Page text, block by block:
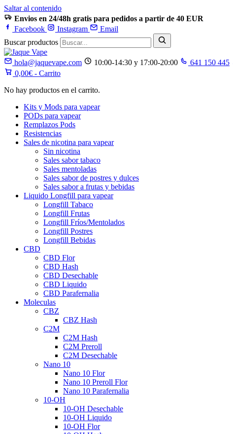
Saltar al contenido
Envios en 24/48h gratis para pedidos a partir de 40 EUR
Facebook
Instagram
Email
Buscar productos
hola@jaquevape.com 10:00-14:30 y 17:00-20:00 641 150 445
0,00€ - Carrito
No hay productos en el carrito.
Kits y Mods para vapear
PODs para vapear
Remplazos Pods
Resistencias
Sales de nicotina para vapear
Sin nicotina
Sales sabor tabaco
Sales mentoladas
Sales sabor de postres y dulces
Sales sabor a frutas y bebidas
Liquido Longfill para vapear
Longfill Tabaco
Longfill Frutas
Longfill Fríos/Mentolados
Longfill Postres
Longfill Bebidas
CBD
CBD Flor
CBD Hash
CBD Desechable
CBD Liquido
CBD Parafernalia
Moleculas
CBZ
CBZ Hash
C2M
C2M Hash
C2M Preroll
C2M Desechable
Nano 10
Nano 10 Flor
Nano 10 Preroll Flor
Nano 10 Parafernalia
10-OH
10-OH Desechable
10-OH Liquido
10-OH Flor